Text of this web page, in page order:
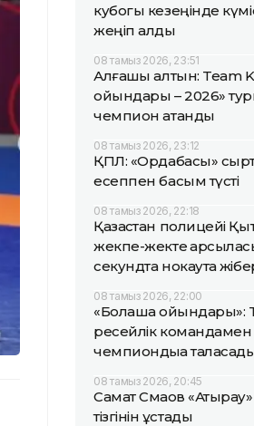
кубогы кезеңінде
жеңіп алды
08 тамыз 2026, 23:51
Алғашқы алтын: Team
ойындары – 2026»
чемпион атанды
08 тамыз 2026, 23:12
ҚПЛ: «Ордабасы» сырт
есеппен басым түсті
08 тамыз 2026, 22:18
Қазақстан полицейі
жекпе-жекте
секундта нокаутқа
08 тамыз 2026, 22:00
«Болашақ ойындары»:
ресейлік командамен
чемпиондыққа
08 тамыз 2026, 20:45
Самат Смақов
тізгінін ұстады